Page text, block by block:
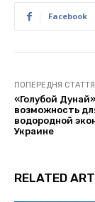
Facebook
ПОПЕРЕДНЯ СТАТТЯ
«Голубой
возможность
водородной
Украине
RELATED